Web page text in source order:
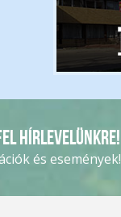
hírlevelünkre!
és események!